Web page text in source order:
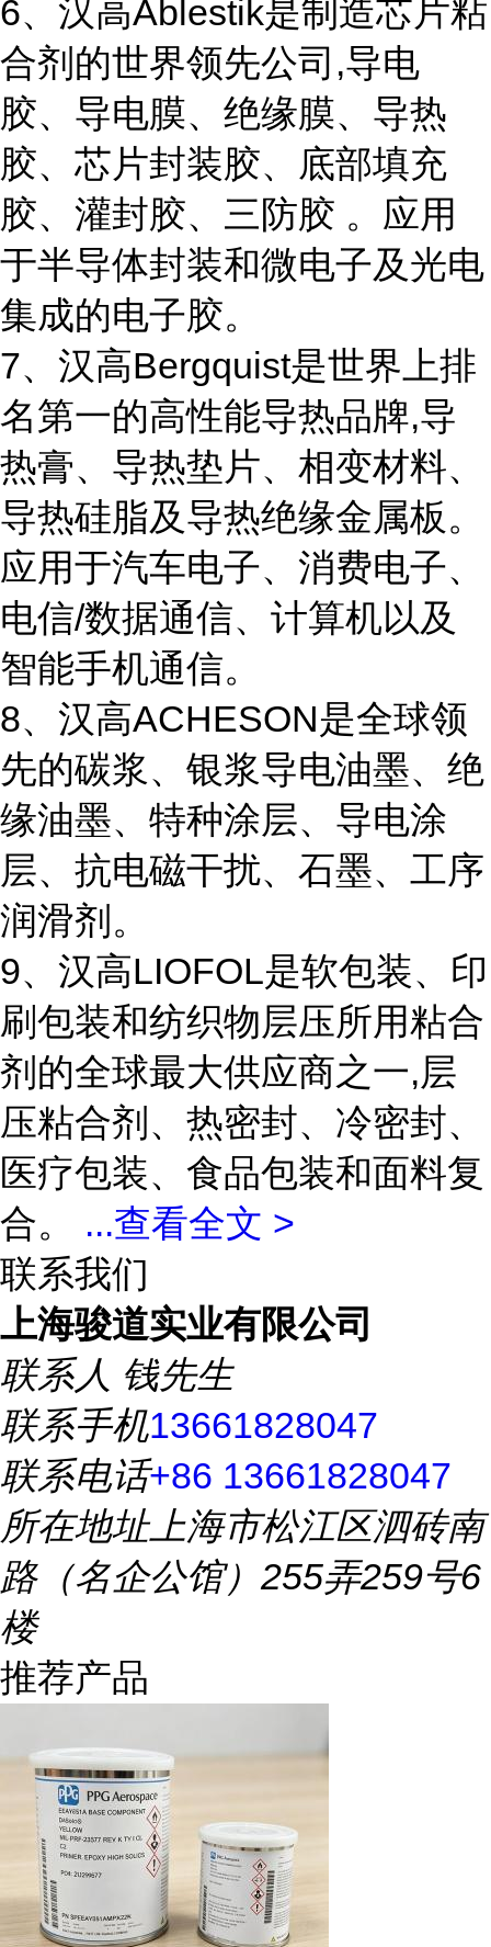
6、汉高Ablestik是制造芯片粘
合剂的世界领先公司,导电
胶、导电膜、绝缘膜、导热
胶、芯片封装胶、底部填充
胶、灌封胶、三防胶 。应用
于半导体封装和微电子及光电
集成的电子胶。
7、汉高Bergquist是世界上排
名第一的高性能导热品牌,导
热膏、导热垫片、相变材料、
导热硅脂及导热绝缘金属板。
应用于汽车电子、消费电子、
电信/数据通信、计算机以及
智能手机通信。
8、汉高ACHESON是全球领
先的碳浆、银浆导电油墨、绝
缘油墨、特种涂层、导电涂
层、抗电磁干扰、石墨、工序
润滑剂。
9、汉高LIOFOL是软包装、印
刷包装和纺织物层压所用粘合
剂的全球最大供应商之一,层
压粘合剂、热密封、冷密封、
医疗包装、食品包装和面料复
合。 ...查看全文 >
联系我们
上海骏道实业有限公司
联系人 钱先生
联系手机13661828047
联系电话+86 13661828047
所在地址上海市松江区泗砖南
路（名企公馆）255弄259号6
楼
推荐产品